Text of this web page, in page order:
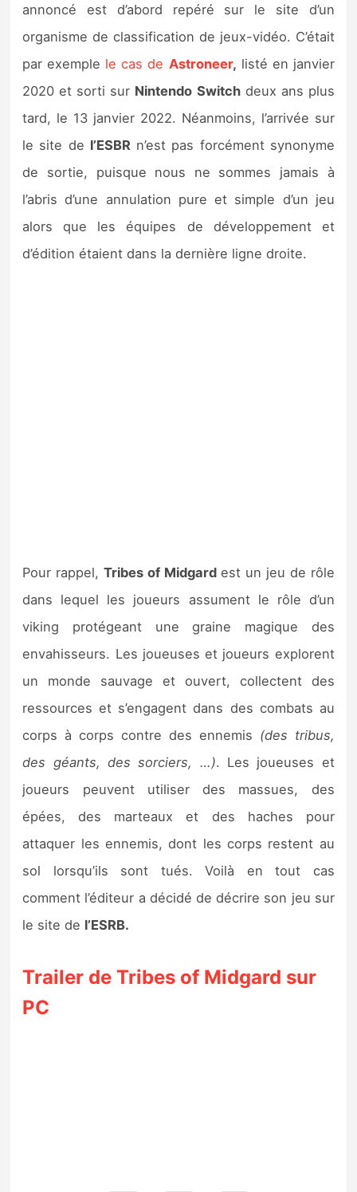
annoncé est d’abord repéré sur le site d’un
organisme de classification de jeux-vidéo. C’était
par exemple le cas de Astroneer, listé en janvier
2020 et sorti sur Nintendo Switchdeux ans plus
tard, le 13 janvier 2022. Néanmoins, l’arrivée sur
le site de l’ESBR n’est pas forcément synonyme
de sortie, puisque nous ne sommes jamais à
l’abris d’une annulation pure et simple d’un jeu
alors que les équipes de développement et
d’édition étaient dans la dernière ligne droite.
Pour rappel, Tribes of Midgardest un jeu de rôle
dans lequel les joueurs assument le rôle d’un
viking protégeant une graine magique des
envahisseurs. Les joueuses et joueurs explorent
un monde sauvage et ouvert, collectent des
ressources et s’engagent dans des combats au
corps à corps contre des ennemis (des tribus,
des géants, des sorciers, …). Les joueuses et
joueurs peuvent utiliser des massues, des
épées, des marteaux et des haches pour
attaquer les ennemis, dont les corps restent au
sol lorsqu’ils sont tués. Voilà en tout cas
comment l’éditeur a décidé de décrire son jeu sur
le site de l’ESRB.
Trailer de Tribes of Midgard sur
PC